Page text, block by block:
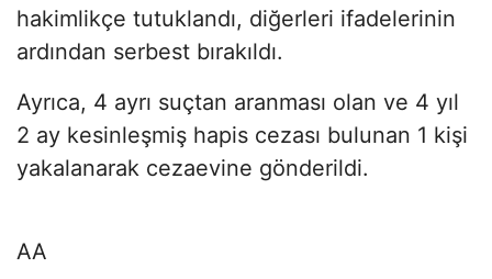
hakimlikçe tutuklandı, diğerleri ifadelerinin
ardından serbest bırakıldı.
Ayrıca, 4 ayrı suçtan aranması olan ve 4 yıl
2 ay kesinleşmiş hapis cezası bulunan 1 kişi
yakalanarak cezaevine gönderildi.
AA